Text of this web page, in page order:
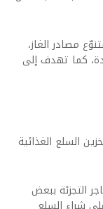
مصادر الغاز،
كما تهدف إلى
السلع الغذائية
التجزئة ببعض